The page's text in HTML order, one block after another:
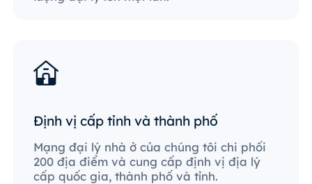
Định vị cấp tỉnh và thành phố
Mạng đại lý nhà ở của chúng tôi chi phối
200 địa điểm và cung cấp định vị địa lý
cấp quốc gia, thành phố và tỉnh.